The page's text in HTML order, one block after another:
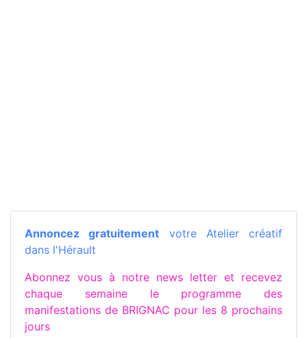
Annoncez gratuitement votre Atelier créatif
dans l'Hérault
Abonnez vous à notre news letter et recevez
chaque semaine le programme des
manifestations de BRIGNAC pour les 8 prochains
jours